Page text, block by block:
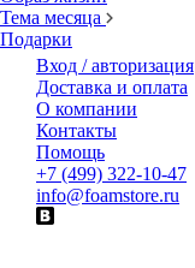
Тема месяца
Подарки
Вход / авторизация
Доставка и оплата
О компании
Контакты
Помощь
+7 (499) 322-10-47
info@foamstore.ru